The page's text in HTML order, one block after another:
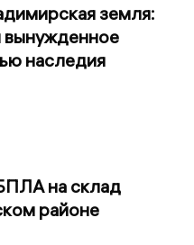
земля:
вынужденное
наследия
на склад
районе